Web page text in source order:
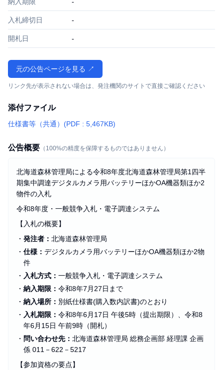
入札締切日 -
開札日 -
元の公告ページを見る ↗
リンク先が表示されない場合は、発注機関のサイトで直接ご確認ください
添付ファイル
仕様書等（共通）(PDF : 5,467KB)
公告概要 （100%の精度を保障するものではありません）
北海道森林管理局による令和8年度北海道森林管理局第1四半
期集中調達デジタルカメラ用バッテリーほかOA機器類ほか2
物件の入札
令和8年度・一般競争入札・電子調達システム
【入札の概要】
・ 発注者： 北海道森林管理局
・ 仕様： デジタルカメラ用バッテリーほかOA機器類ほか2物
件
・ 入札方式： 一般競争入札・電子調達システム
・ 納入期限： 令和8年7月27日まで
・ 納入場所： 別紙仕様書(購入数内訳書)のとおり
・ 入札期限： 令和8年6月17日 午後5時（提出期限）、令和8
年6月15日 午前9時（開札）
・ 問い合わせ先： 北海道森林管理局 総務企画部 経理課 企画
係 011－622－5217
【参加資格の要点】